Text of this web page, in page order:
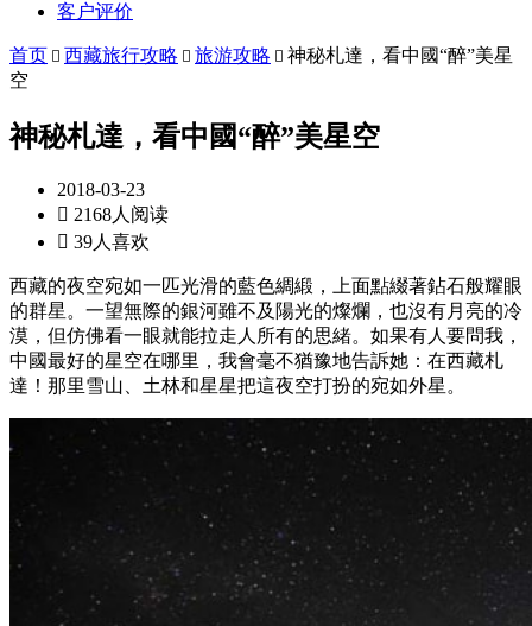
客户评价
首页  西藏旅行攻略  旅游攻略  神秘札達，看中國“醉”美星
空
神秘札達，看中國“醉”美星空
2018-03-23
 2168人阅读
 39人喜欢
西藏的夜空宛如一匹光滑的藍色綢緞，上面點綴著鉆石般耀眼
的群星。一望無際的銀河雖不及陽光的燦爛，也沒有月亮的冷
漠，但仿佛看一眼就能拉走人所有的思緒。如果有人要問我，
中國最好的星空在哪里，我會毫不猶豫地告訴她：在西藏札
達！那里雪山、土林和星星把這夜空打扮的宛如外星。